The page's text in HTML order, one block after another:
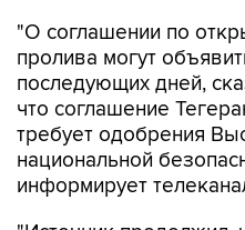
"О соглашении по
пролива могут
последующих дней,
что соглашение
требует одобрения
национальной
информирует